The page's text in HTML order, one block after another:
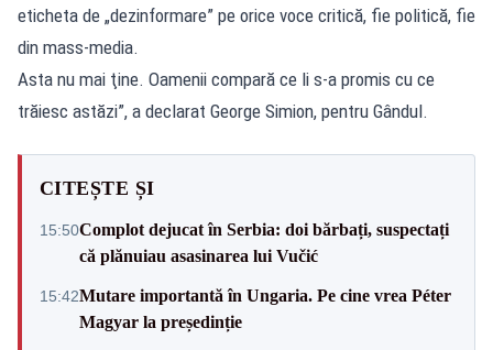
eticheta de „dezinformare” pe orice voce critică, fie politică, fie
din mass-media.
Asta nu mai ţine. Oamenii compară ce li s-a promis cu ce
trăiesc astăzi”, a declarat George Simion, pentru Gândul.
CITEȘTE ȘI
15:50Complot dejucat în Serbia: doi bărbați, suspectați
că plănuiau asasinarea lui Vučić
15:42Mutare importantă în Ungaria. Pe cine vrea Péter
Magyar la președinție